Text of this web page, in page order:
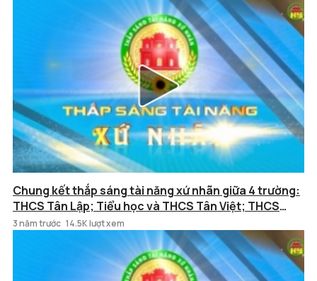
Chung kết thắp sáng tài năng xứ nhãn giữa 4 trường:
THCS Tân Lập; Tiểu học và THCS Tân Việt; THCS
Long Hưng và THCS Xuân Trúc
3 năm trước 14.5K lượt xem